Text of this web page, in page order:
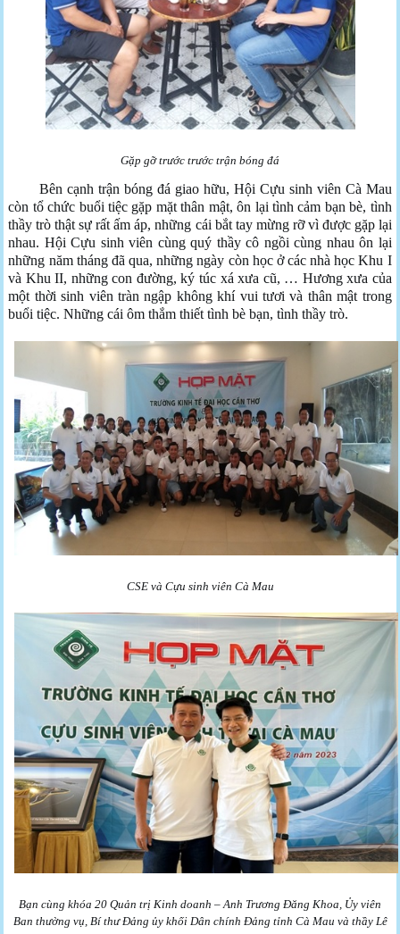
Gặp gỡ trước trước trận bóng đá
Bên cạnh trận bóng đá giao hữu, Hội Cựu sinh viên Cà Mau
còn tổ chức buổi tiệc gặp mặt thân mật, ôn lại tình cảm bạn bè, tình
thầy trò thật sự rất ấm áp, những cái bắt tay mừng rỡ vì được gặp lại
nhau. Hội Cựu sinh viên cùng quý thầy cô ngồi cùng nhau ôn lại
những năm tháng đã qua, những ngày còn học ở các nhà học Khu I
và Khu II, những con đường, ký túc xá xưa cũ, … Hương xưa của
một thời sinh viên tràn ngập không khí vui tươi và thân mật trong
buổi tiệc. Những cái ôm thắm thiết tình bè bạn, tình thầy trò.
CSE và Cựu sinh viên Cà Mau
Bạn cùng khóa 20 Quản trị Kinh doanh – Anh Trương Đăng Khoa, Ủy viên
Ban thường vụ, Bí thư Đảng ủy khối Dân chính Đảng tỉnh Cà Mau và thầy Lê